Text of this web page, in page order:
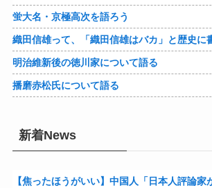
蛍大名・京極高次を語ろう
明治維新後の徳川家について語る
播磨赤松氏について語る
新着News